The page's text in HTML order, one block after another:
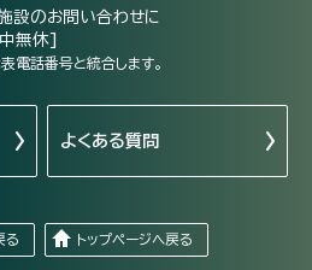
設のお問い合わせに
無休]
話番号と統合します。
よくある質問
る トップページへ戻る